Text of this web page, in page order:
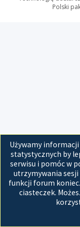
Używamy
statystycznych by
serwisu i pomóc w
utrzymywania sesji
funkcji forum
ciasteczek.
Polski